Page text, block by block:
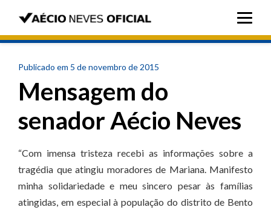
Publicado em 5 de novembro de 2015
Mensagem do
senador Aécio Neves
“Com imensa tristeza recebi as informações sobre a
tragédia que atingiu moradores de Mariana. Manifesto
minha solidariedade e meu sincero pesar às famílias
atingidas, em especial à população do distrito de Bento